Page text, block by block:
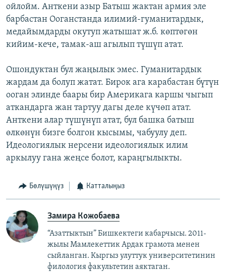
ойлойм. Анткени азыр Батыш жактан армия эле
барбастан Ооганстанда илимий-гуманитардык,
медайымдарды окутуп жатышат ж.б. көптөгөн
кийим-кече, тамак-аш агылып түшүп атат.
Ошондуктан бул жаңылык эмес. Гуманитардык
жардам да болуп жатат. Бирок ага карабастан бүтүн
ооган элинде баары бир Америкага каршы чыгып
аткандарга жан тартуу дагы деле күчөп атат.
Анткени алар түшүнүп атат, бул башка батыш
өлкөнүн бизге болгон кысымы, чабуулу деп.
Идеологиялык нерсени идеологиялык илим
аркылуу гана жеңсе болот, караңгылыкты.
Бөлүшүңүз Катталыңыз
Замира Кожобаева
“Азаттыктын” Бишкектеги кабарчысы. 2011-
жылы Мамлекеттик Ардак грамота менен
сыйланган. Кыргыз улуттук университетинин
филология факультетин аяктаган.